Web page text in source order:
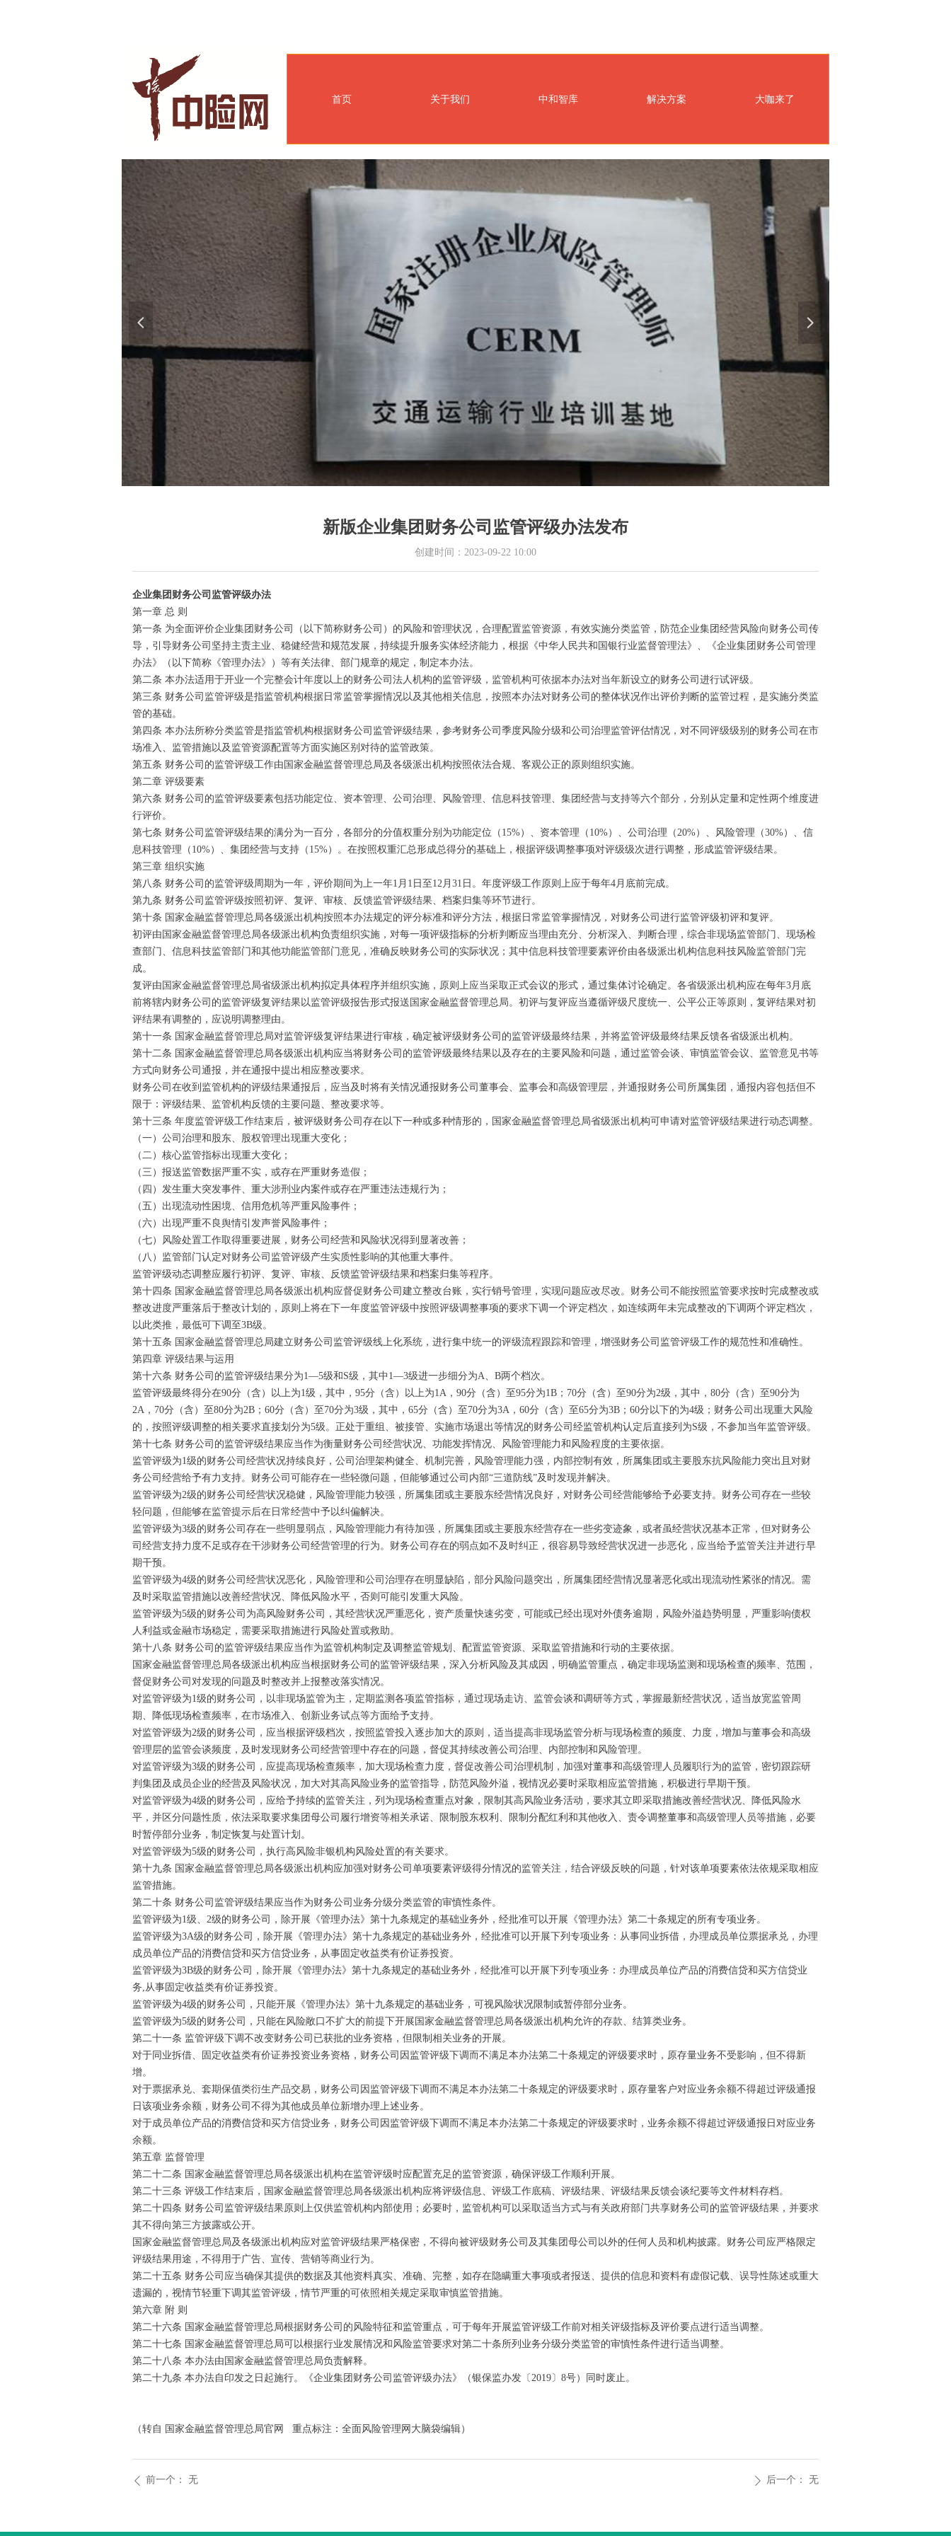
首页 关于我们 中和智库 解决方案 大咖来了
넳 넲
新版企业集团财务公司监管评级办法发布
创建时间： 2023-09-22 10:00
企业集团财务公司监管评级办法
第一章 总 则
第一条 为全面评价企业集团财务公司（以下简称财务公司）的风险和管理状况，合理配置监管资源，有效实施分类监管，防范企业集团经营风险向财务公司传
导，引导财务公司坚持主责主业、稳健经营和规范发展，持续提升服务实体经济能力，根据《中华人民共和国银行业监督管理法》、《企业集团财务公司管理
办法》（以下简称《管理办法》）等有关法律、部门规章的规定，制定本办法。
第二条 本办法适用于开业一个完整会计年度以上的财务公司法人机构的监管评级，监管机构可依据本办法对当年新设立的财务公司进行试评级。
第三条 财务公司监管评级是指监管机构根据日常监管掌握情况以及其他相关信息，按照本办法对财务公司的整体状况作出评价判断的监管过程，是实施分类监
管的基础。
第四条 本办法所称分类监管是指监管机构根据财务公司监管评级结果，参考财务公司季度风险分级和公司治理监管评估情况，对不同评级级别的财务公司在市
场准入、监管措施以及监管资源配置等方面实施区别对待的监管政策。
第五条 财务公司的监管评级工作由国家金融监督管理总局及各级派出机构按照依法合规、客观公正的原则组织实施。
第二章 评级要素
第六条 财务公司的监管评级要素包括功能定位、资本管理、公司治理、风险管理、信息科技管理、集团经营与支持等六个部分，分别从定量和定性两个维度进
行评价。
第七条 财务公司监管评级结果的满分为一百分，各部分的分值权重分别为功能定位（15%）、资本管理（10%）、公司治理（20%）、风险管理（30%）、信
息科技管理（10%）、集团经营与支持（15%）。在按照权重汇总形成总得分的基础上，根据评级调整事项对评级级次进行调整，形成监管评级结果。
第三章 组织实施
第八条 财务公司的监管评级周期为一年，评价期间为上一年1月1日至12月31日。年度评级工作原则上应于每年4月底前完成。
第九条 财务公司监管评级按照初评、复评、审核、反馈监管评级结果、档案归集等环节进行。
第十条 国家金融监督管理总局各级派出机构按照本办法规定的评分标准和评分方法，根据日常监管掌握情况，对财务公司进行监管评级初评和复评。
初评由国家金融监督管理总局各级派出机构负责组织实施，对每一项评级指标的分析判断应当理由充分、分析深入、判断合理，综合非现场监管部门、现场检
查部门、信息科技监管部门和其他功能监管部门意见，准确反映财务公司的实际状况；其中信息科技管理要素评价由各级派出机构信息科技风险监管部门完
成。
复评由国家金融监督管理总局省级派出机构拟定具体程序并组织实施，原则上应当采取正式会议的形式，通过集体讨论确定。各省级派出机构应在每年3月底
前将辖内财务公司的监管评级复评结果以监管评级报告形式报送国家金融监督管理总局。初评与复评应当遵循评级尺度统一、公平公正等原则，复评结果对初
评结果有调整的，应说明调整理由。
第十一条 国家金融监督管理总局对监管评级复评结果进行审核，确定被评级财务公司的监管评级最终结果，并将监管评级最终结果反馈各省级派出机构。
第十二条 国家金融监督管理总局各级派出机构应当将财务公司的监管评级最终结果以及存在的主要风险和问题，通过监管会谈、审慎监管会议、监管意见书等
方式向财务公司通报，并在通报中提出相应整改要求。
财务公司在收到监管机构的评级结果通报后，应当及时将有关情况通报财务公司董事会、监事会和高级管理层，并通报财务公司所属集团，通报内容包括但不
限于：评级结果、监管机构反馈的主要问题、整改要求等。
第十三条 年度监管评级工作结束后，被评级财务公司存在以下一种或多种情形的，国家金融监督管理总局省级派出机构可申请对监管评级结果进行动态调整。
（一）公司治理和股东、股权管理出现重大变化；
（二）核心监管指标出现重大变化；
（三）报送监管数据严重不实，或存在严重财务造假；
（四）发生重大突发事件、重大涉刑业内案件或存在严重违法违规行为；
（五）出现流动性困境、信用危机等严重风险事件；
（六）出现严重不良舆情引发声誉风险事件；
（七）风险处置工作取得重要进展，财务公司经营和风险状况得到显著改善；
（八）监管部门认定对财务公司监管评级产生实质性影响的其他重大事件。
监管评级动态调整应履行初评、复评、审核、反馈监管评级结果和档案归集等程序。
第十四条 国家金融监督管理总局各级派出机构应督促财务公司建立整改台账，实行销号管理，实现问题应改尽改。财务公司不能按照监管要求按时完成整改或
整改进度严重落后于整改计划的，原则上将在下一年度监管评级中按照评级调整事项的要求下调一个评定档次，如连续两年未完成整改的下调两个评定档次，
以此类推，最低可下调至3B级。
第十五条 国家金融监督管理总局建立财务公司监管评级线上化系统，进行集中统一的评级流程跟踪和管理，增强财务公司监管评级工作的规范性和准确性。
第四章 评级结果与运用
第十六条 财务公司的监管评级结果分为1—5级和S级，其中1—3级进一步细分为A、B两个档次。
监管评级最终得分在90分（含）以上为1级，其中，95分（含）以上为1A，90分（含）至95分为1B；70分（含）至90分为2级，其中，80分（含）至90分为
2A，70分（含）至80分为2B；60分（含）至70分为3级，其中，65分（含）至70分为3A，60分（含）至65分为3B；60分以下的为4级；财务公司出现重大风险
的，按照评级调整的相关要求直接划分为5级。正处于重组、被接管、实施市场退出等情况的财务公司经监管机构认定后直接列为S级，不参加当年监管评级。
第十七条 财务公司的监管评级结果应当作为衡量财务公司经营状况、功能发挥情况、风险管理能力和风险程度的主要依据。
监管评级为1级的财务公司经营状况持续良好，公司治理架构健全、机制完善，风险管理能力强，内部控制有效，所属集团或主要股东抗风险能力突出且对财
务公司经营给予有力支持。财务公司可能存在一些轻微问题，但能够通过公司内部“三道防线”及时发现并解决。
监管评级为2级的财务公司经营状况稳健，风险管理能力较强，所属集团或主要股东经营情况良好，对财务公司经营能够给予必要支持。财务公司存在一些较
轻问题，但能够在监管提示后在日常经营中予以纠偏解决。
监管评级为3级的财务公司存在一些明显弱点，风险管理能力有待加强，所属集团或主要股东经营存在一些劣变迹象，或者虽经营状况基本正常，但对财务公
司经营支持力度不足或存在干涉财务公司经营管理的行为。财务公司存在的弱点如不及时纠正，很容易导致经营状况进一步恶化，应当给予监管关注并进行早
期干预。
监管评级为4级的财务公司经营状况恶化，风险管理和公司治理存在明显缺陷，部分风险问题突出，所属集团经营情况显著恶化或出现流动性紧张的情况。需
及时采取监管措施以改善经营状况、降低风险水平，否则可能引发重大风险。
监管评级为5级的财务公司为高风险财务公司，其经营状况严重恶化，资产质量快速劣变，可能或已经出现对外债务逾期，风险外溢趋势明显，严重影响债权
人利益或金融市场稳定，需要采取措施进行风险处置或救助。
第十八条 财务公司的监管评级结果应当作为监管机构制定及调整监管规划、配置监管资源、采取监管措施和行动的主要依据。
国家金融监督管理总局各级派出机构应当根据财务公司的监管评级结果，深入分析风险及其成因，明确监管重点，确定非现场监测和现场检查的频率、范围，
督促财务公司对发现的问题及时整改并上报整改落实情况。
对监管评级为1级的财务公司，以非现场监管为主，定期监测各项监管指标，通过现场走访、监管会谈和调研等方式，掌握最新经营状况，适当放宽监管周
期、降低现场检查频率，在市场准入、创新业务试点等方面给予支持。
对监管评级为2级的财务公司，应当根据评级档次，按照监管投入逐步加大的原则，适当提高非现场监管分析与现场检查的频度、力度，增加与董事会和高级
管理层的监管会谈频度，及时发现财务公司经营管理中存在的问题，督促其持续改善公司治理、内部控制和风险管理。
对监管评级为3级的财务公司，应提高现场检查频率，加大现场检查力度，督促改善公司治理机制，加强对董事和高级管理人员履职行为的监管，密切跟踪研
判集团及成员企业的经营及风险状况，加大对其高风险业务的监管指导，防范风险外溢，视情况必要时采取相应监管措施，积极进行早期干预。
对监管评级为4级的财务公司，应给予持续的监管关注，列为现场检查重点对象，限制其高风险业务活动，要求其立即采取措施改善经营状况、降低风险水
平，并区分问题性质，依法采取要求集团母公司履行增资等相关承诺、限制股东权利、限制分配红利和其他收入、责令调整董事和高级管理人员等措施，必要
时暂停部分业务，制定恢复与处置计划。
对监管评级为5级的财务公司，执行高风险非银机构风险处置的有关要求。
第十九条 国家金融监督管理总局各级派出机构应加强对财务公司单项要素评级得分情况的监管关注，结合评级反映的问题，针对该单项要素依法依规采取相应
监管措施。
第二十条 财务公司监管评级结果应当作为财务公司业务分级分类监管的审慎性条件。
监管评级为1级、2级的财务公司，除开展《管理办法》第十九条规定的基础业务外，经批准可以开展《管理办法》第二十条规定的所有专项业务。
监管评级为3A级的财务公司，除开展《管理办法》第十九条规定的基础业务外，经批准可以开展下列专项业务：从事同业拆借，办理成员单位票据承兑，办理
成员单位产品的消费信贷和买方信贷业务，从事固定收益类有价证券投资。
监管评级为3B级的财务公司，除开展《管理办法》第十九条规定的基础业务外，经批准可以开展下列专项业务：办理成员单位产品的消费信贷和买方信贷业
务,从事固定收益类有价证券投资。
监管评级为4级的财务公司，只能开展《管理办法》第十九条规定的基础业务，可视风险状况限制或暂停部分业务。
监管评级为5级的财务公司，只能在风险敞口不扩大的前提下开展国家金融监督管理总局各级派出机构允许的存款、结算类业务。
第二十一条 监管评级下调不改变财务公司已获批的业务资格，但限制相关业务的开展。
对于同业拆借、固定收益类有价证券投资业务资格，财务公司因监管评级下调而不满足本办法第二十条规定的评级要求时，原存量业务不受影响，但不得新
增。
对于票据承兑、套期保值类衍生产品交易，财务公司因监管评级下调而不满足本办法第二十条规定的评级要求时，原存量客户对应业务余额不得超过评级通报
日该项业务余额，财务公司不得为其他成员单位新增办理上述业务。
对于成员单位产品的消费信贷和买方信贷业务，财务公司因监管评级下调而不满足本办法第二十条规定的评级要求时，业务余额不得超过评级通报日对应业务
余额。
第五章 监督管理
第二十二条 国家金融监督管理总局各级派出机构在监管评级时应配置充足的监管资源，确保评级工作顺利开展。
第二十三条 评级工作结束后，国家金融监督管理总局各级派出机构应将评级信息、评级工作底稿、评级结果、评级结果反馈会谈纪要等文件材料存档。
第二十四条 财务公司监管评级结果原则上仅供监管机构内部使用；必要时，监管机构可以采取适当方式与有关政府部门共享财务公司的监管评级结果，并要求
其不得向第三方披露或公开。
国家金融监督管理总局及各级派出机构应对监管评级结果严格保密，不得向被评级财务公司及其集团母公司以外的任何人员和机构披露。财务公司应严格限定
评级结果用途，不得用于广告、宣传、营销等商业行为。
第二十五条 财务公司应当确保其提供的数据及其他资料真实、准确、完整，如存在隐瞒重大事项或者报送、提供的信息和资料有虚假记载、误导性陈述或重大
遗漏的，视情节轻重下调其监管评级，情节严重的可依照相关规定采取审慎监管措施。
第六章 附 则
第二十六条 国家金融监督管理总局根据财务公司的风险特征和监管重点，可于每年开展监管评级工作前对相关评级指标及评价要点进行适当调整。
第二十七条 国家金融监督管理总局可以根据行业发展情况和风险监管要求对第二十条所列业务分级分类监管的审慎性条件进行适当调整。
第二十八条 本办法由国家金融监督管理总局负责解释。
第二十九条 本办法自印发之日起施行。《企业集团财务公司监管评级办法》（银保监办发〔2019〕8号）同时废止。
（转自 国家金融监督管理总局官网 重点标注：全面风险管理网大脑袋编辑）
ꄴ 前一个： 无 ꄲ 后一个： 无